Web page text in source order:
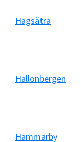
Hagsätra
Hallonbergen
Hammarby